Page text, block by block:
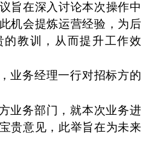
旨在深入讨论本次操作中
机会提炼运营经验，为后
教训，从而提升工作效
业务经理一行对招标方的
业务部门，就本次业务进
贵意见，此举旨在为未来